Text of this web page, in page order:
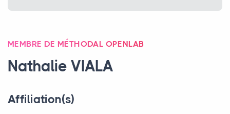
MEMBRE DE MÉTHODAL OPENLAB
NathalieVIALA
Affiliation(s)